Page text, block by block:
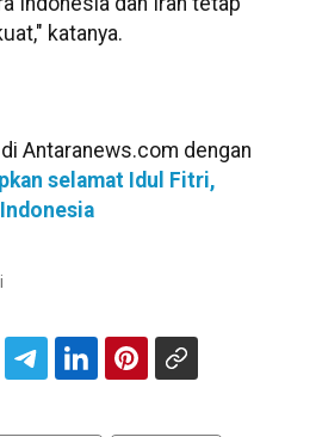
katanya.
Antaranews.com dengan
selamat Idul Fitri,